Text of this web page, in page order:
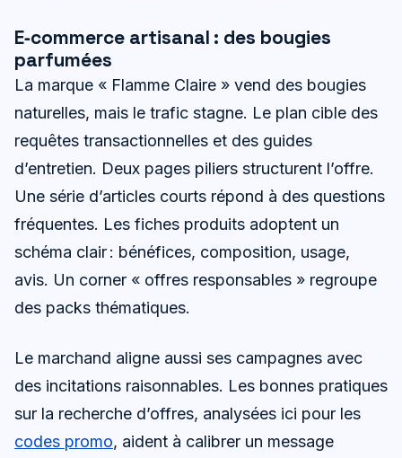
E‑commerce artisanal : des bougies
parfumées
La marque « Flamme Claire » vend des bougies
naturelles, mais le trafic stagne. Le plan cible des
requêtes transactionnelles et des guides
d’entretien. Deux pages piliers structurent l’offre.
Une série d’articles courts répond à des questions
fréquentes. Les fiches produits adoptent un
schéma clair : bénéfices, composition, usage,
avis. Un corner « offres responsables » regroupe
des packs thématiques.
Le marchand aligne aussi ses campagnes avec
des incitations raisonnables. Les bonnes pratiques
sur la recherche d’offres, analysées ici pour les
codes promo, aident à calibrer un message